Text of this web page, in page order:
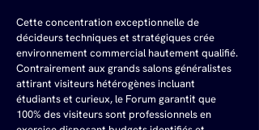
Cette concentration exceptionnelle de
décideurs techniques et stratégiques crée
environnement commercial hautement qualifié.
Contrairement aux grands salons généralistes
attirant visiteurs hétérogènes incluant
étudiants et curieux, le Forum garantit que
100% des visiteurs sont professionnels en